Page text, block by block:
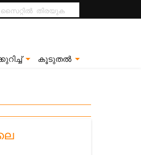
കൂടുതൽ